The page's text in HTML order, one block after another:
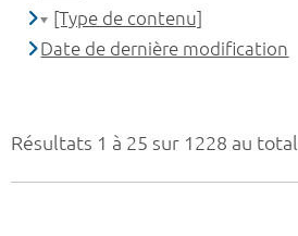
Résultats 1 à 25 sur 1228 au total
[Type de contenu]
Date de dernière modification